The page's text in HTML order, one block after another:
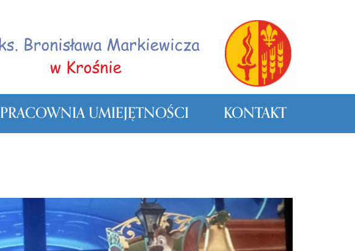
PRACOWNIA UMIEJĘTNOŚCI KONTAKT